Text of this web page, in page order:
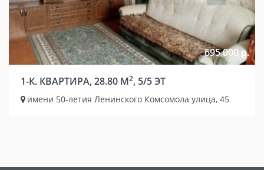
695 000 р.
1-К. КВАРТИРА, 28.80 М2, 5/5 ЭТ
имени 50-летия Ленинского Комсомола улица, 45